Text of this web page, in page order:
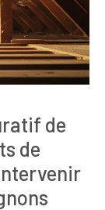
de
de